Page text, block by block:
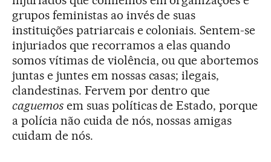
grupos feministas ao invés de suas
instituições patriarcais e coloniais. Sentem-se
injuriados que recorramos a elas quando
somos vítimas de violência, ou que abortemos
juntas e juntes em nossas casas; ilegais,
clandestinas. Fervem por dentro que
caguemosem suas políticas de Estado, porque
a polícia não cuida de nós, nossas amigas
cuidam de nós.